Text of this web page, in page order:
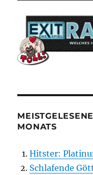
MONATS
Hitster:
Schlafende